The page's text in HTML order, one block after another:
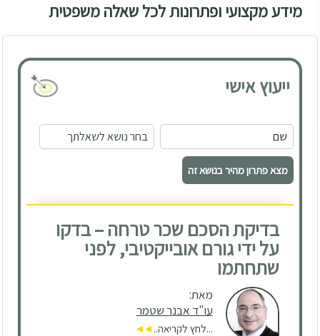
מידע מקצועי ופתרונות לכל שאלה משפטית
ייעוץ אישי
בדיקת הסכם שכר טרחה – בדקו
על ידי גורם אובייקטיבי, לפני
שתחתמו
מאת:
עו"ד אבנר שטמר
...לחץ לקריאה..